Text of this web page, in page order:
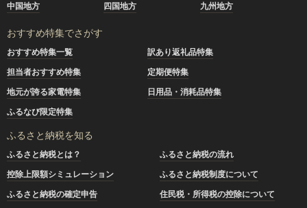
中国地方
四国地方 九州地方
おすすめ特集でさがす
おすすめ特集一覧
訳あり返礼品特集
担当者おすすめ特集
定期便特集
地元が誇る家電特集
日用品・消耗品特集
ふるなび限定特集
ふるさと納税を知る
ふるさと納税とは？
ふるさと納税の流れ
控除上限額シミュレーション
ふるさと納税制度について
ふるさと納税の確定申告
住民税・所得税の控除について